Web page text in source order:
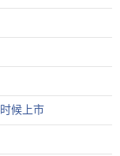
候上市